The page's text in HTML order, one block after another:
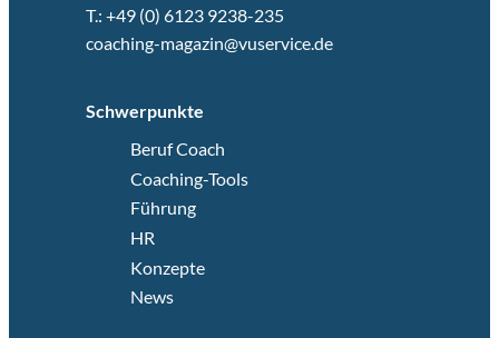
T.: +49 (0) 6123 9238-235
coaching-magazin@vuservice.de
Schwerpunkte
Beruf Coach
Coaching-Tools
Führung
HR
Konzepte
News